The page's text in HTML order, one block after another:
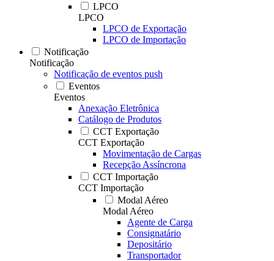
LPCO
LPCO
LPCO de Exportação
LPCO de Importação
Notificação
Notificação
Notificação de eventos push
Eventos
Eventos
Anexação Eletrônica
Catálogo de Produtos
CCT Exportação
CCT Exportação
Movimentação de Cargas
Recepção Assíncrona
CCT Importação
CCT Importação
Modal Aéreo
Modal Aéreo
Agente de Carga
Consignatário
Depositário
Transportador